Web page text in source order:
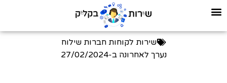
שירות לקוחות חברות שילוח
נערך לאחרונה ב-27/02/2024